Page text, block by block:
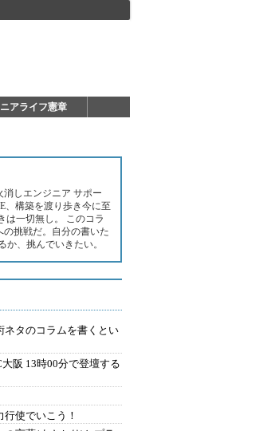
アライフ憲章
消しエンジニア サポー
、構築を渡り歩き今に至
は一切無し。 このコラ
の挑戦だ。自分の書いた
か、挑んでいきたい。
ネタのコラムを書くとい
阪 13時00分で登壇する
使でいこう！